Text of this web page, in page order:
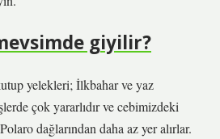
giyilir?
yelekleri; İlkbahar ve yaz
çok yararlıdır ve cebimizdeki
dağlarından daha az yer alırlar.